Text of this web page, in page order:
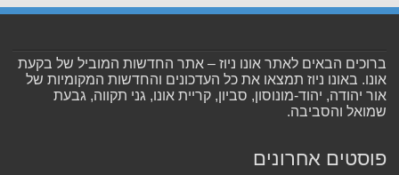
ברוכים הבאים לאתר אונו ניוז – אתר החדשות המוביל של בקעת
אונו. באונו ניוז תמצאו את כל העדכונים והחדשות המקומיות של
אור יהודה, יהוד-מונוסון, סביון, קריית אונו, גני תקווה, גבעת
שמואל והסביבה.
פוסטים אחרונים